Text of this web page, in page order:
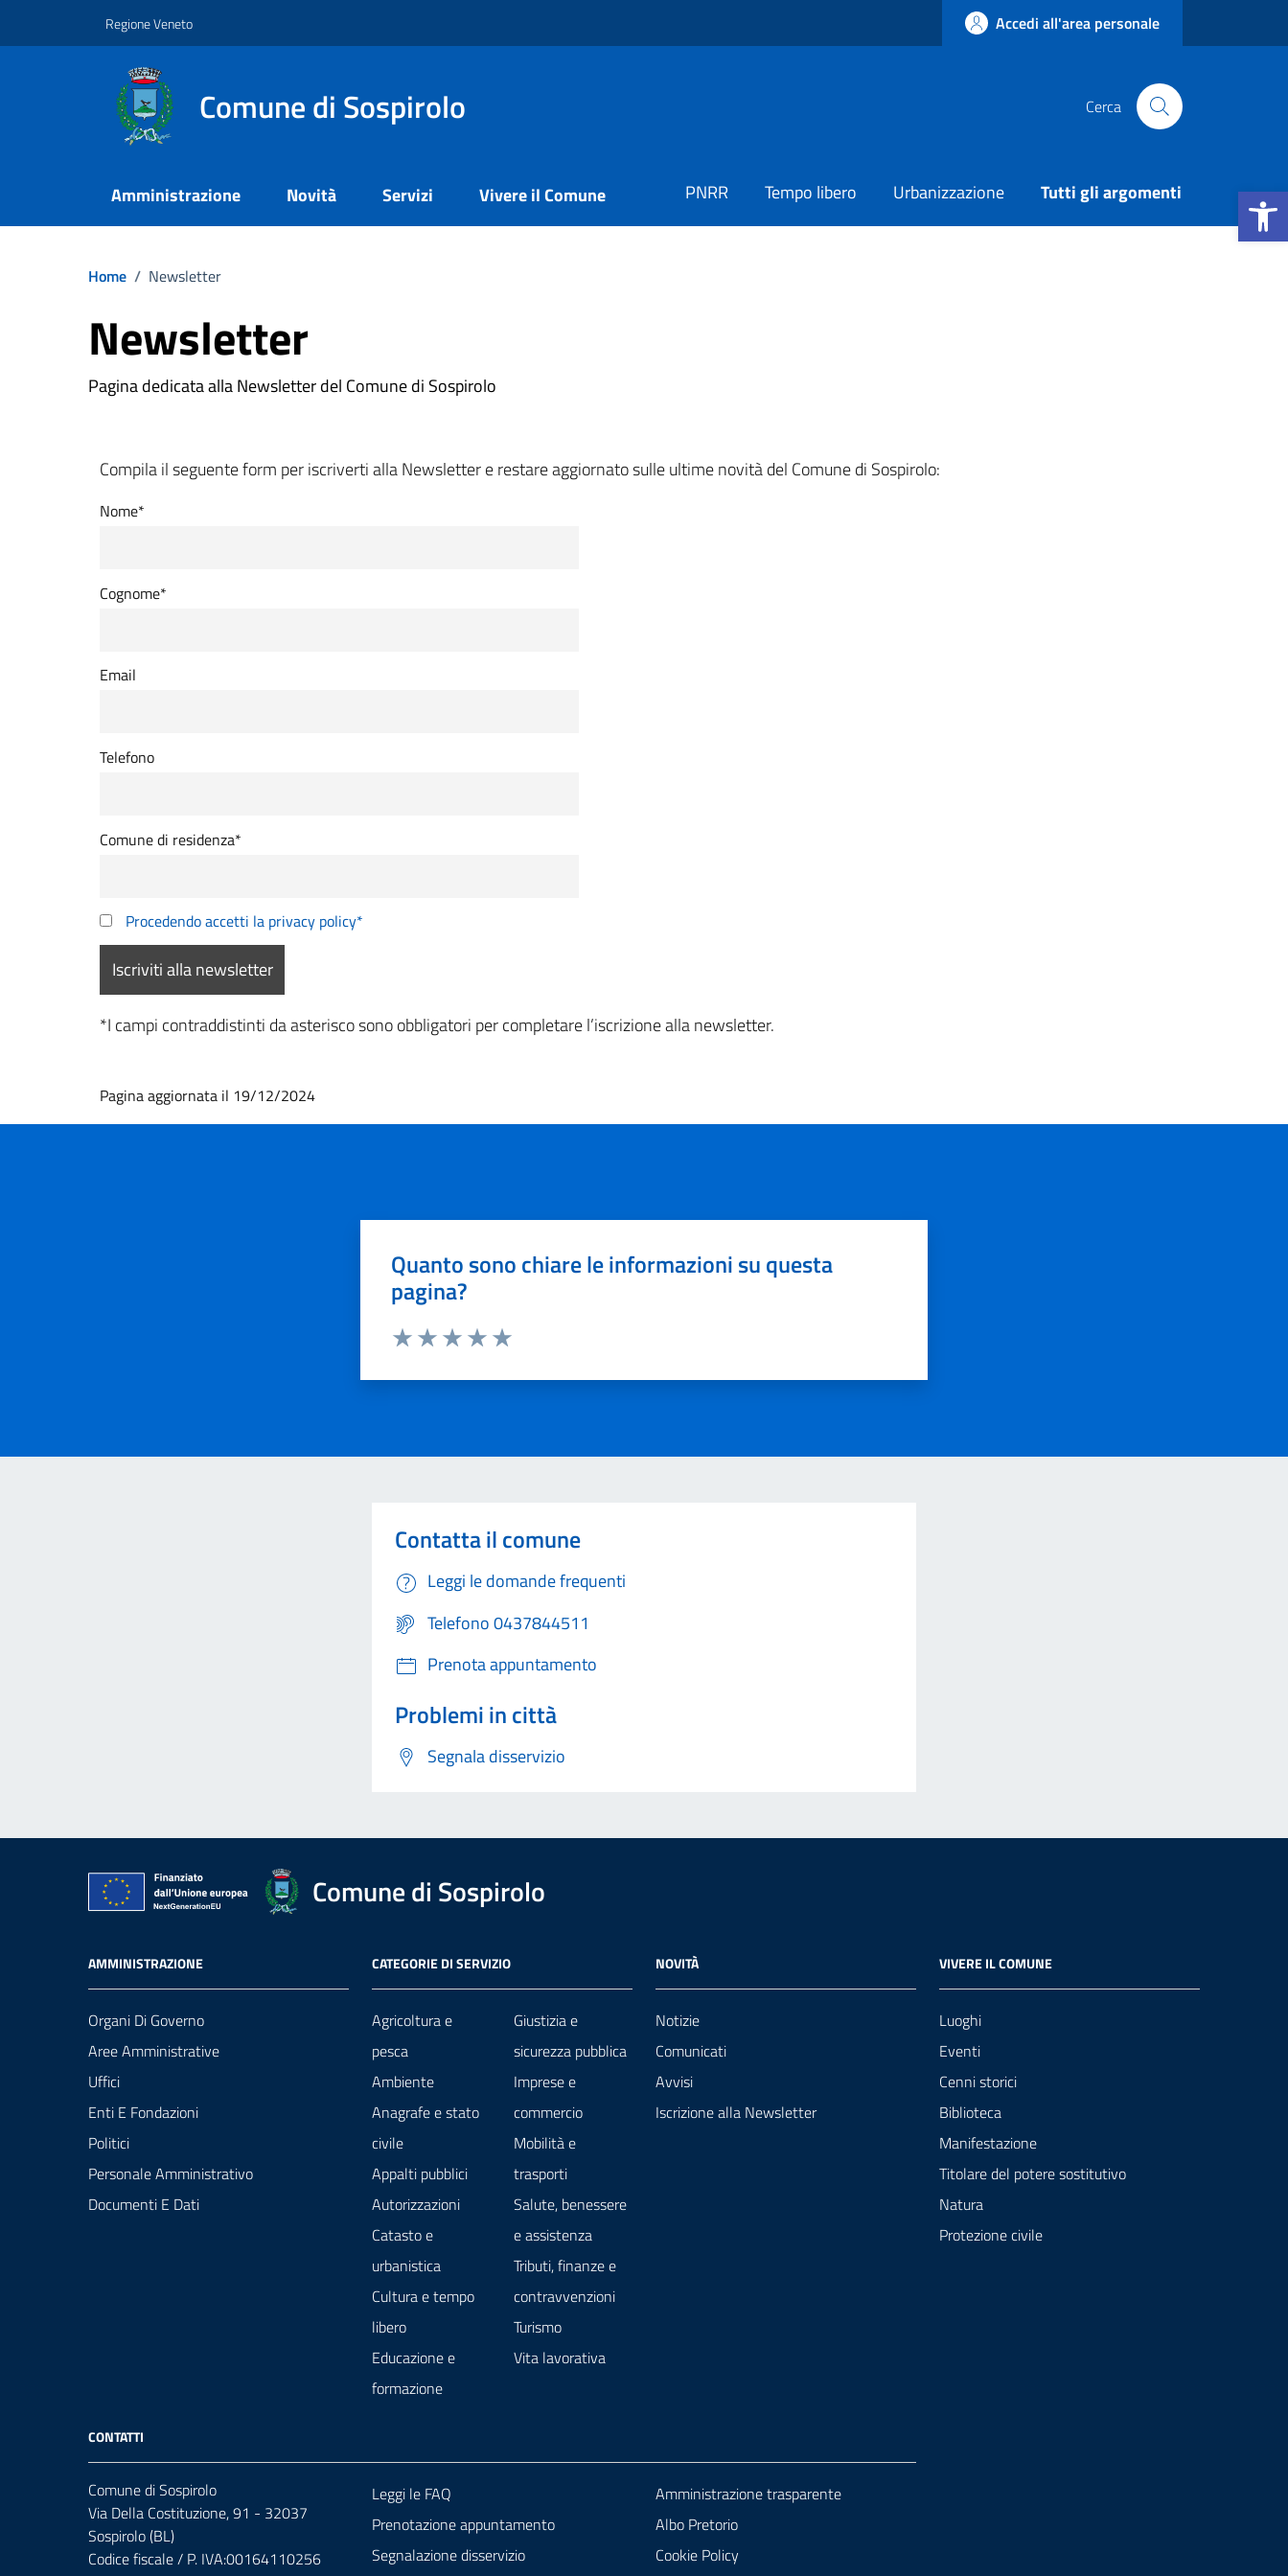
Apri la
Regione Veneto Accedi all'area personale
Comune di Sospirolo Cerca
Amministrazione Novità Servizi Vivere il Comune PNRR Tempo libero Urbanizzazione Tutti gli argomenti
Home / Newsletter
Newsletter
Pagina dedicata alla Newsletter del Comune di Sospirolo
Compila il seguente form per iscriverti alla Newsletter e restare aggiornato sulle ultime novità del Comune di Sospirolo:
Nome*
Cognome*
Email
Telefono
Comune di residenza*
Procedendo accetti la privacy policy*
*I campi contraddistinti da asterisco sono obbligatori per completare l’iscrizione alla newsletter.
Pagina aggiornata il 19/12/2024
Quanto sono chiare le informazioni su questa
pagina?
Contatta il comune
Leggi le domande frequenti
Telefono 0437844511
Prenota appuntamento
Problemi in città
Segnala disservizio
Comune di Sospirolo
AMMINISTRAZIONE
Organi Di Governo
Aree Amministrative
Uffici
Enti E Fondazioni
Politici
Personale Amministrativo
Documenti E Dati
CATEGORIE DI SERVIZIO
Agricoltura e
pesca
Ambiente
Anagrafe e stato
civile
Appalti pubblici
Autorizzazioni
Catasto e
urbanistica
Cultura e tempo
libero
Educazione e
formazione
Giustizia e
sicurezza pubblica
Imprese e
commercio
Mobilità e
trasporti
Salute, benessere
e assistenza
Tributi, finanze e
contravvenzioni
Turismo
Vita lavorativa
NOVITÀ
Notizie
Comunicati
Avvisi
Iscrizione alla Newsletter
VIVERE IL COMUNE
Luoghi
Eventi
Cenni storici
Biblioteca
Manifestazione
Titolare del potere sostitutivo
Natura
Protezione civile
CONTATTI
Comune di Sospirolo
Via Della Costituzione, 91 - 32037
Sospirolo (BL)
Codice fiscale / P. IVA:00164110256
Leggi le FAQ
Prenotazione appuntamento
Segnalazione disservizio
Amministrazione trasparente
Albo Pretorio
Cookie Policy